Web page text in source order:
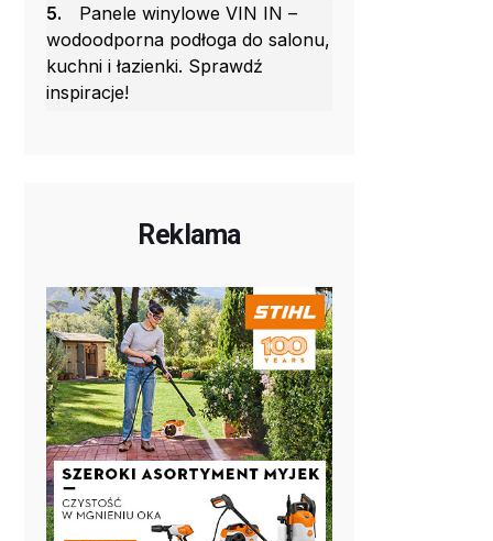
5.
Panele winylowe VIN IN –
wodoodporna podłoga do salonu,
kuchni i łazienki. Sprawdź
inspiracje!
Reklama